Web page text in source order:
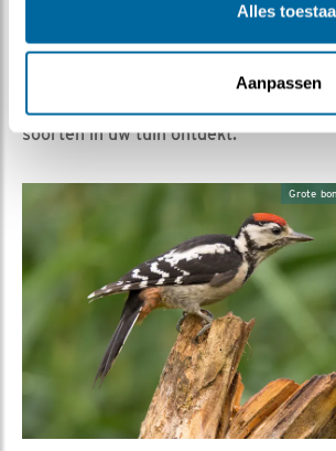
Alles
Aanpassen
jaar heen afspeelt in uw tuin? Doe dan
Jaarrond Tuintelling via
kiezen welke soortgroepen u telt, en
ervaring leert dat u gaandeweg steeds
soorten in uw tuin ontdekt.
Grote